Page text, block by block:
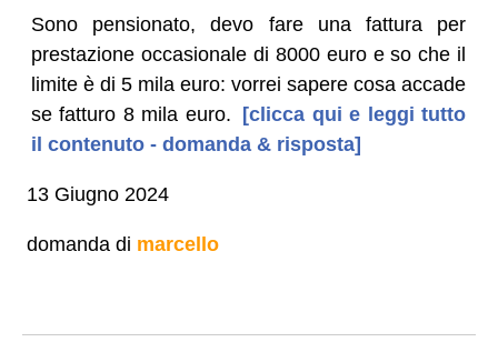
Sono pensionato, devo fare una fattura per
prestazione occasionale di 8000 euro e so che il
limite è di 5 mila euro: vorrei sapere cosa accade
se fatturo 8 mila euro. [clicca qui e leggi tutto
il contenuto - domanda & risposta]
13 Giugno 2024
domanda di marcello